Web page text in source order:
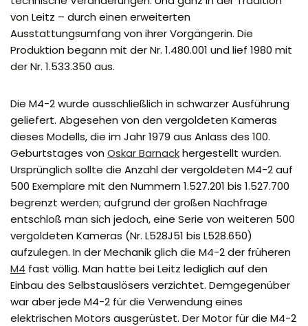
von Leitz – durch einen erweiterten
Ausstattungsumfang von ihrer Vorgängerin. Die
Produktion begann mit der Nr. 1.480.001 und lief 1980 mit
der Nr. 1.533.350 aus.
Die M4-2 wurde ausschließlich in schwarzer Ausführung
geliefert. Abgesehen von den vergoldeten Kameras
dieses Modells, die im Jahr 1979 aus Anlass des 100.
Geburtstages von Oskar Barnackhergestellt wurden.
Ursprünglich sollte die Anzahl der vergoldeten M4-2 auf
500 Exemplare mit den Nummern 1.527.201 bis 1.527.700
begrenzt werden; aufgrund der großen Nachfrage
entschloß man sich jedoch, eine Serie von weiteren 500
vergoldeten Kameras (Nr. L528J51 bis L528.650)
aufzulegen. In der Mechanik glich die M4-2 der früheren
M4 fast völlig. Man hatte bei Leitz lediglich auf den
Einbau des Selbstauslösers verzichtet. Demgegenüber
war aber jede M4-2 für die Verwendung eines
elektrischen Motors ausgerüstet. Der Motor für die M4-2